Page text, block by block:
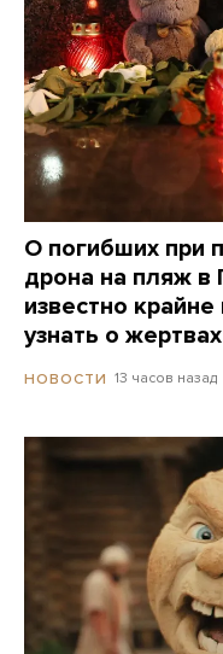
О погибших при
дрона на пляж
известно
узнать о
НОВОСТИ 13 часов назад